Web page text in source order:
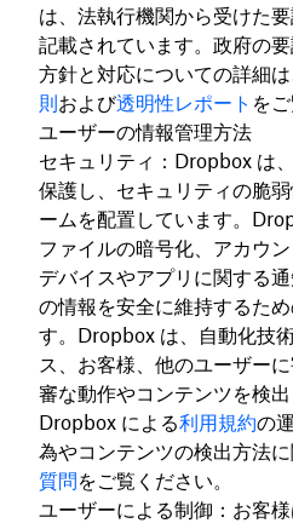
は、法執行機関から受けた
記載されています。政府の
方針と対応についての詳細は
則および透明性レポート を
ユーザーの情報管理方法
セキュリティ：Dropbox は
保護し、セキュリティの脆
ームを配置しています。
ファイルの暗号化、アカウ
デバイスやアプリに関する
の情報を安全に維持するた
す。Dropbox は、自動化技
ス、お客様、他のユーザー
審な動作やコンテンツを検出
Dropbox による利用規約の
為やコンテンツの検出方法に
質問をご覧ください。
ユーザーによる制御：お客